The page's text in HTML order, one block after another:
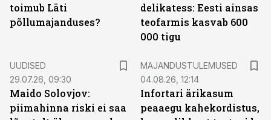
toimub Läti
põllumajanduses?
delikatess: Eesti ainsas
teofarmis kasvab 600
000 tigu
UUDISED
29.07.26, 09:30
Maido Solovjov:
piimahinna riski ei saa
MAJANDUSTULEMUSED
04.08.26, 12:14
Infortari ärikasum
peaaegu kahekordistus,